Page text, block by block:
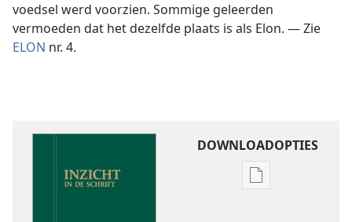
voedsel werd voorzien. Sommige geleerden
vermoeden dat het dezelfde plaats is als Elon. — Zie
ELON nr. 4.
DOWNLOADOPTIES